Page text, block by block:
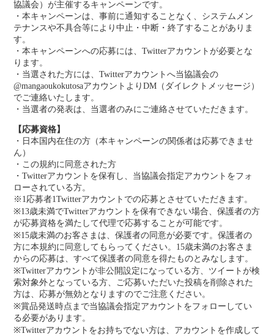
協議会）が主催するキャンペーンです。
・本キャンペーンは、事前に通知することなく、システムメン
テナンスや不具合等により中止・中断・終了することがありま
す。
・本キャンペーンへの応募には、Twitterアカウントが必要とな
ります。
・当選された方には、Twitterアカウントへ当協議会の
@mangaoukokutosaアカウントよりDM（ダイレクトメッセージ）
でご連絡いたします。
・当選者の発表は、当選者のみにご連絡させていただきます。
【応募資格】
・日本国内在住の方（本キャンペーンの関係者は応募できませ
ん）
・この規約に同意された方
・Twitterアカウントを保有し、当協議会指定アカウントをフォ
ローされている方。
※1応募者1Twitterアカウントでの応募とさせていただきます。
※13歳未満でTwitterアカウントを保有できない場合、保護者の方
が応募資格を満たして代理で応募することが可能です。
※15歳未満のお客さまは、保護者の同意が必要です。保護者の
方に本規約に同意してもらってください。15歳未満のお客さま
からの応募は、すべて保護者の同意を得たものとみなします。
※Twitterアカウントが非公開設定になっている方、ツイートが検
索対象外となっている方、ご応募いただいた投稿を削除された
方は、応募が無効となりますのでご注意ください。
※賞品発送時点まで当協議会指定アカウントをフォローしてい
る必要があります。
※Twitterアカウントをお持ちでない方は、アカウントを作成して